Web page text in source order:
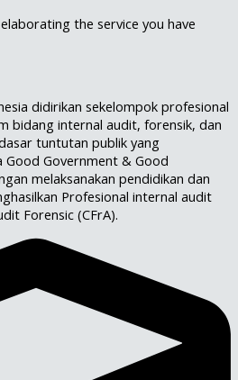
the service you have
didirikan sekelompok profesional
bidang internal audit, forensik, dan
tuntutan publik yang
Government & Good
melaksanakan pendidikan dan
Profesional internal audit
Forensic (CFrA).